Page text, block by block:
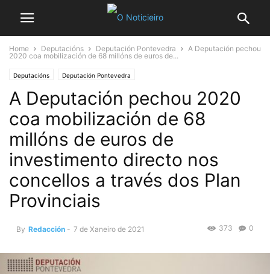
Home Deputacións Deputación Pontevedra
A Deputación pechou
2020 coa mobilización de 68 millóns de euros de...
Deputacións Deputación Pontevedra
A Deputación pechou 2020
coa mobilización de 68
millóns de euros de
investimento directo nos
concellos a través dos Plan
Provinciais
By Redacción - 7 de Xaneiro de 2021 0
373